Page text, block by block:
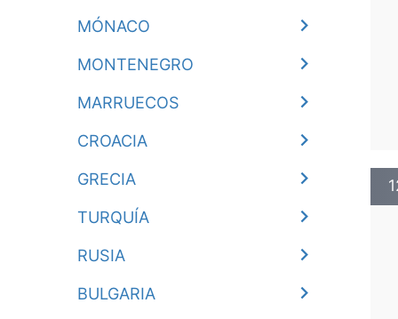
MÓNACO
MONTENEGRO
MARRUECOS
CROACIA
GRECIA
TURQUÍA
RUSIA
BULGARIA